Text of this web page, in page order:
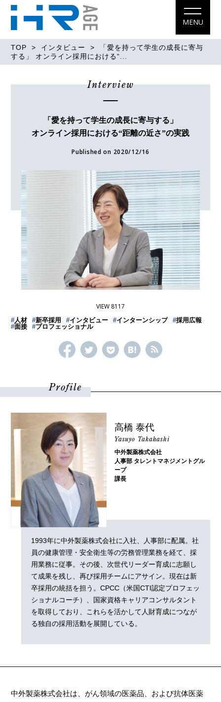
MENU
TOP > インタビュー
> 「愛を持って学生の成長に寄与
する」 オンライン採用における“...
Interview
「愛を持って学生の成長に寄与する」
オンライン採用における“距離の近さ”の実践
Published on 2020/12/16
VIEW 8117
# 人材 #新卒採用 #インタビュー #インターンシップ #採用広報
#面接 #プロフェッショナル
Profile
高橋 泰代
Yasuyo Takahashi
中外製薬株式会社
人事部 タレントマネジメントグル
ープ
課長
1993年に中外製薬株式会社に入社、人事部に配属。社
員の健康管理・安全衛生等の労務管理業務を経て、採
用業務に従事。その後、次世代リーダー育成に志願し
て成果を残し、再び採用チームにアサイン。現在は新
卒採用の統括を担う。CPCC（米国CTI認定プロフェッ
ショナルコーチ）、国家資格キャリアコンサルタント
を取得しており、これらを活かして人財育成につなが
る独自の採用活動を展開している。
中外製薬株式会社は、がん領域の医薬品、および抗体医薬